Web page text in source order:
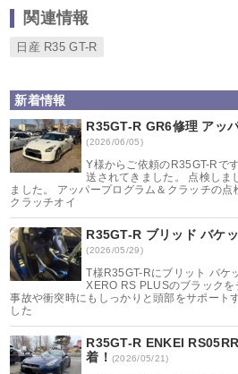
関連情報
日産 R35 GT-R
新着情報
R35GT-R GR6修理 アッ
(2026/06/05)
Y様からご依頼のR35GT-Rで
送されてきました。 点検しま
ました。 アッパープログラム＆クラッチの点
クラッチオイ
R35GT-R ブリッド バケ
(2026/05/29)
T様R35GT-Rにブリット バケ
XERO RS PLUSのブラック
事故や衝突時にもしっかりと頭部をサポート
した
R35GT-R ENKEI
着！ (2026/05/21)